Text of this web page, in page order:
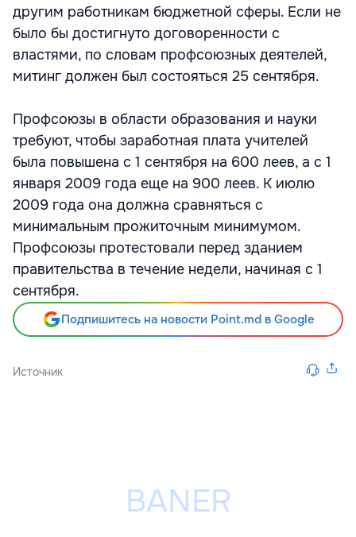
другим работникам бюджетной сферы. Если не
было бы достигнуто договоренности с
властями, по словам профсоюзных деятелей,
митинг должен был состояться 25 сентября.
Профсоюзы в области образования и науки
требуют, чтобы заработная плата учителей
была повышена с 1 сентября на 600 леев, а с 1
января 2009 года еще на 900 леев. К июлю
2009 года она должна сравняться с
минимальным прожиточным минимумом.
Профсоюзы протестовали перед зданием
правительства в течение недели, начиная с 1
сентября.
Подпишитесь на новости Point.md в Google
Источник